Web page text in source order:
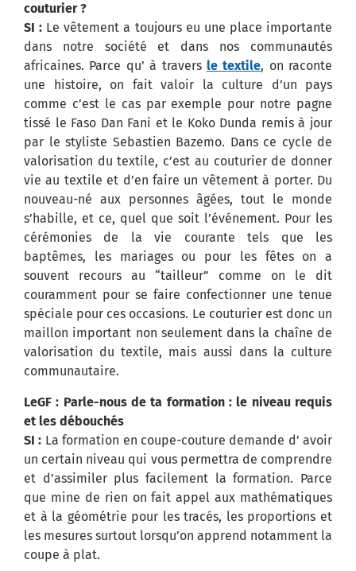
couturier ?
SI : Le vêtement a toujours eu une place importante
dans notre société et dans nos communautés
africaines. Parce qu’ à travers le textile, on raconte
une histoire, on fait valoir la culture d’un pays
comme c’est le cas par exemple pour notre pagne
tissé le Faso Dan Fani et le Koko Dunda remis à jour
par le styliste Sebastien Bazemo. Dans ce cycle de
valorisation du textile, c’est au couturier de donner
vie au textile et d’en faire un vêtement à porter. Du
nouveau-né aux personnes âgées, tout le monde
s’habille, et ce, quel que soit l’événement. Pour les
cérémonies de la vie courante tels que les
baptêmes, les mariages ou pour les fêtes on a
souvent recours au “tailleur” comme on le dit
couramment pour se faire confectionner une tenue
spéciale pour ces occasions. Le couturier est donc un
maillon important non seulement dans la chaîne de
valorisation du textile, mais aussi dans la culture
communautaire.
LeGF : Parle-nous de ta formation : le niveau requis
et les débouchés
SI : La formation en coupe-couture demande d’ avoir
un certain niveau qui vous permettra de comprendre
et d’assimiler plus facilement la formation. Parce
que mine de rien on fait appel aux mathématiques
et à la géométrie pour les tracés, les proportions et
les mesures surtout lorsqu’on apprend notamment la
coupe à plat.